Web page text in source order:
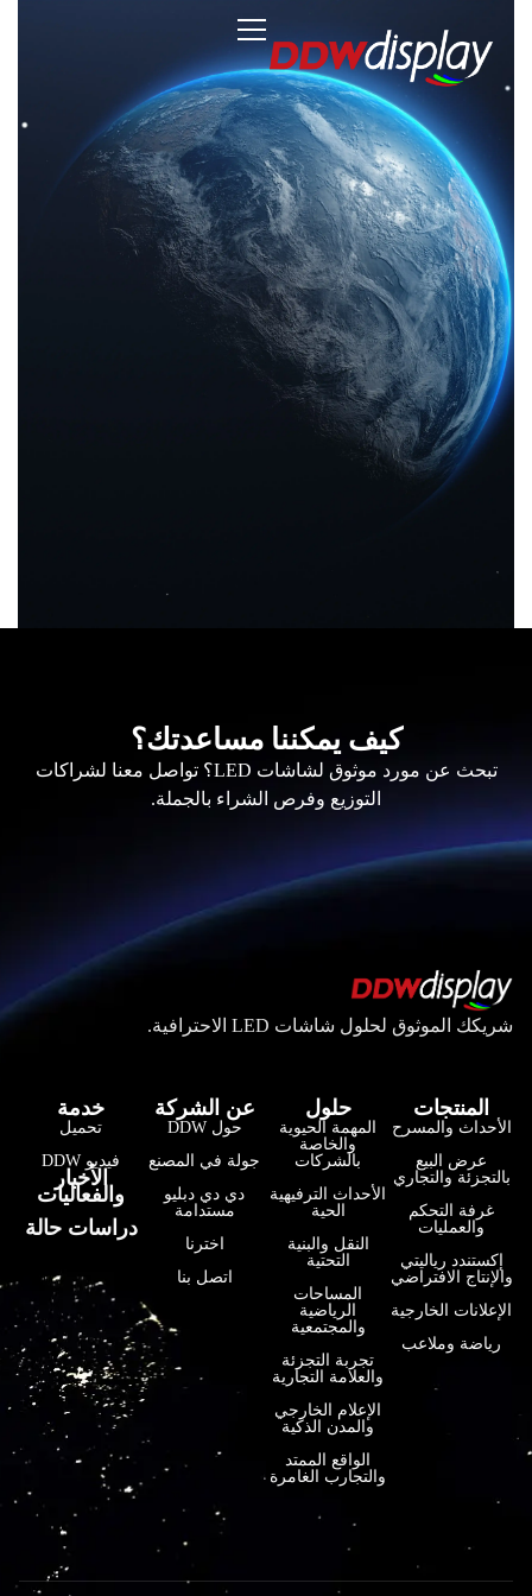
كيف يمكننا مساعدتك؟
تبحث عن مورد موثوق لشاشات LED؟ تواصل معنا لشراكات
التوزيع وفرص الشراء بالجملة.
شريكك الموثوق لحلول شاشات LED الاحترافية.
المنتجات
الأحداث والمسرح
عرض البيع
بالتجزئة والتجاري
غرفة التحكم
والعمليات
إكستندد رياليتي
والإنتاج الافتراضي
الإعلانات الخارجية
رياضة وملاعب
حلول
المهمة الحيوية
والخاصة
بالشركات
الأحداث الترفيهية
الحية
النقل والبنية
التحتية
المساحات
الرياضية
والمجتمعية
تجربة التجزئة
والعلامة التجارية
الإعلام الخارجي
والمدن الذكية
الواقع الممتد
والتجارب الغامرة
عن الشركة
حول DDW
جولة في المصنع
دي دي دبليو
مستدامة
اخترنا
اتصل بنا
خدمة
تحميل
فيديو DDW
الأخبار
والفعاليات
دراسات حالة
Русский
Français
Português
Tiếng Việt
한국어
Bahasa Indonesia
हिन्दी
فارسی